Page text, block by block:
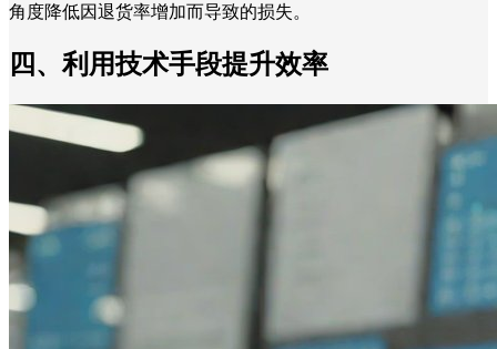
角度降低因退货率增加而导致的损失。
四、利用技术手段提升效率